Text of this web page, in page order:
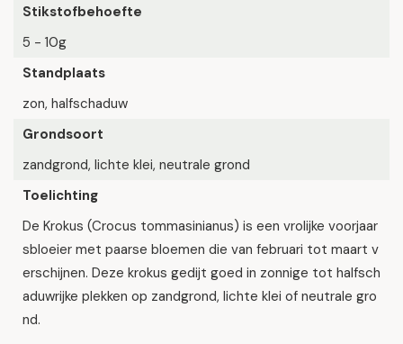
Stikstofbehoefte
5 - 10g
Standplaats
zon, halfschaduw
Grondsoort
zandgrond, lichte klei, neutrale grond
Toelichting
De Krokus (Crocus tommasinianus) is een vrolijke voorjaar
sbloeier met paarse bloemen die van februari tot maart v
erschijnen. Deze krokus gedijt goed in zonnige tot halfsch
aduwrijke plekken op zandgrond, lichte klei of neutrale gro
nd.